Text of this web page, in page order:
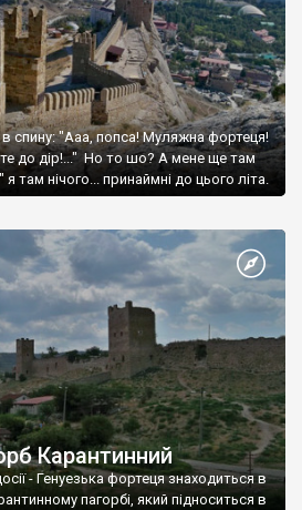
спину: "Ааа, попса! Муляжна фортеця!
до дір!..." Но то шо? А мене ще там
там нічого... принаймні до цього літа.
Карантинний
- Генуезька фортеця знаходиться в
пагорбі, який підноситься в